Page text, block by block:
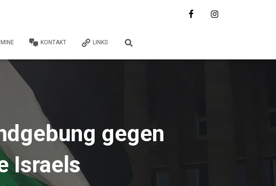
KONTAKT LINKS
gegen
Israels